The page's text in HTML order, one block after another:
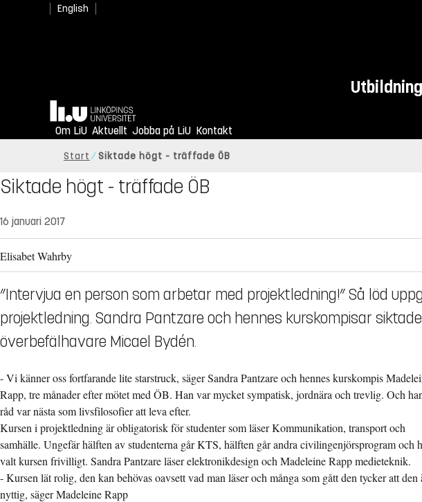
English
Utbildning
Hem
Om LiU Aktuellt Jobba på LiU Kontakt
Start Siktade högt - träffade ÖB
Siktade högt - träffade ÖB
16 januari 2017
Elisabet Wahrby
”Intervjua en person som arbetar med projektledning!” Så löd
projektledning. Sandra Pantzare och hennes kurskompisar
överbefälhavare Micael Bydén.
- Vi känner oss fortfarande lite starstruck, säger Sandra Pantzare och hennes kurskompis
Rapp, tre månader efter mötet med ÖB. Han var mycket sympatisk, jordnära och trevlig. Och
råd var nästa som livsfilosofier att leva efter.
Kursen i projektledning är obligatorisk för studenter som läser Kommunikation, transport och
samhälle. Ungefär hälften av studenterna går KTS, hälften går andra civilingenjörsprogram och
valt kursen frivilligt. Sandra Pantzare läser elektronikdesign och Madeleine Rapp medieteknik.
- Kursen lät rolig, den kan behövas oavsett vad man läser och många som gått den tycker att den
nyttig, säger Madeleine Rapp